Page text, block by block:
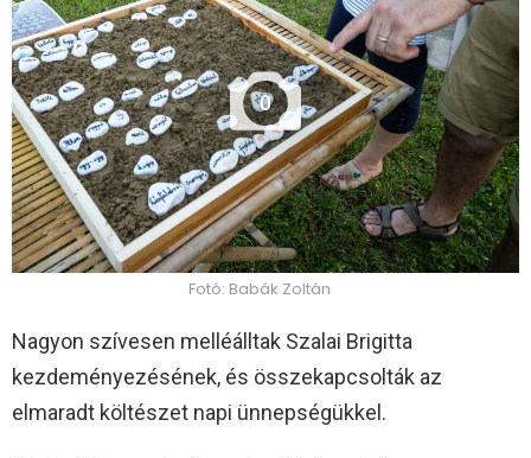
0
Fotó: Babák Zoltán
Nagyon szívesen melléálltak Szalai Brigitta
kezdeményezésének, és összekapcsolták az
elmaradt költészet napi ünnepségükkel.